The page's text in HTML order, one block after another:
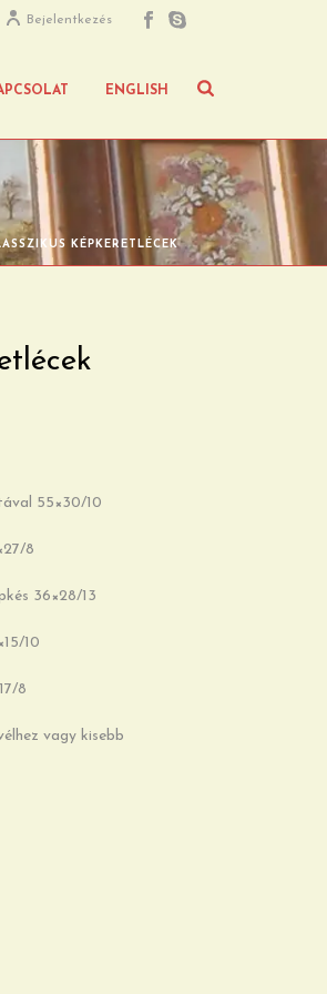
Bejelentkezés
ENGLISH
KÉPKERETLÉCEK
55×30/10
8
36×28/13
10
8
vagy kisebb